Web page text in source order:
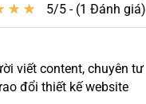
★ ★
★ ★ 5/5 - (1 Đánh giá)
viết content, chuyên tư
đổi thiết kế website